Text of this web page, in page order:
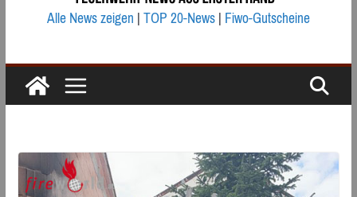
Alle News zeigen|TOP 20-News|Fiwo-Gutscheine